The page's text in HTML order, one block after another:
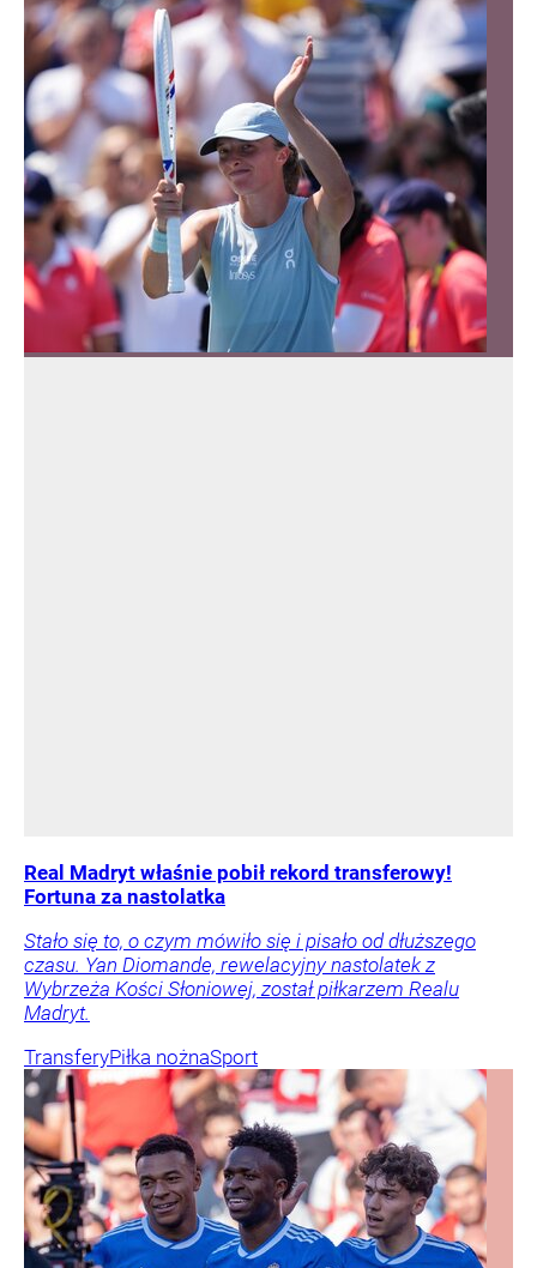
Real Madryt właśnie pobił rekord transferowy!
Fortuna za nastolatka
Stało się to, o czym mówiło się i pisało od dłuższego
czasu. Yan Diomande, rewelacyjny nastolatek z
Wybrzeża Kości Słoniowej, został piłkarzem Realu
Madryt.
TransferyPiłka nożnaSport